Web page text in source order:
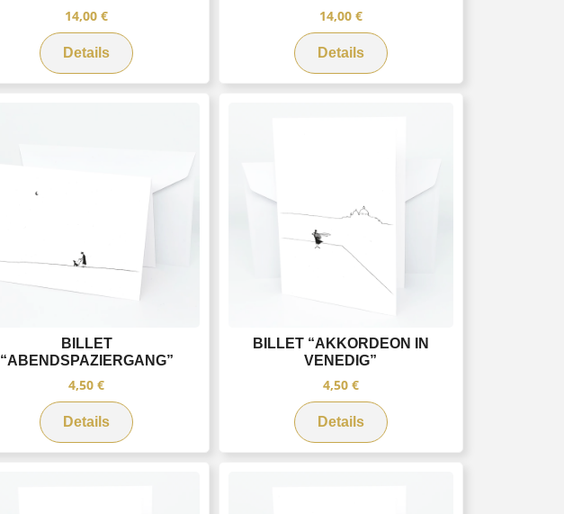
14,00€
Details
14,00 €
Details
BILLET
“ABENDSPAZIERGANG”
4,50€
Details
BILLET “AKKORDEON IN
VENEDIG”
4,50 €
Details